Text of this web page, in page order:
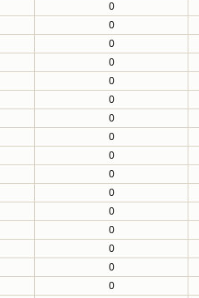
0
0
0
0
0
0
0
0
0
0
0
0
0
0
0
0